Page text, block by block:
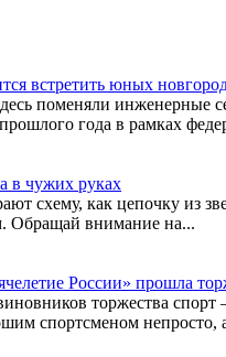
встретить юных
поменяли инженерные
года в рамках
в чужих руках
схему, как цепочку из
Обращай внимание на...
России» прошла
торжества спорт
спортсменом непросто,